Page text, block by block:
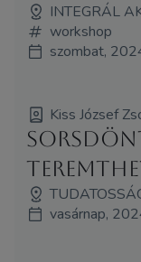
INTEGRÁL
workshop
szombat,
Kiss József
vasárnap,